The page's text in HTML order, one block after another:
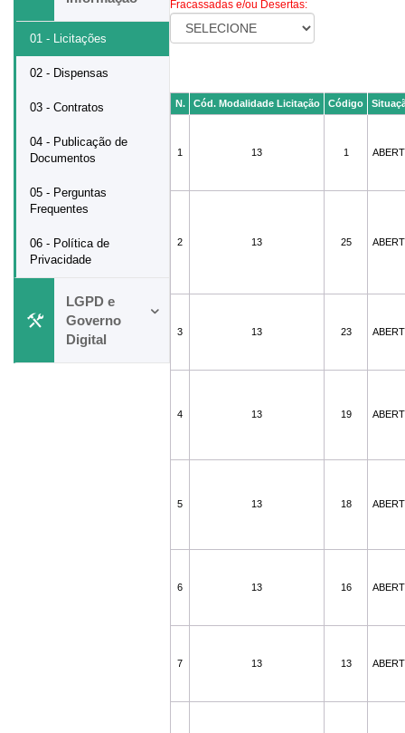
01 - Licitações
02 - Dispensas
03 - Contratos
04 - Publicação de
Documentos
05 - Perguntas
Frequentes
06 - Política de
Privacidade
LGPD e
Governo
Digital
Fracassadas e/ou Desertas:
N. Cód. Modalidade Licitação Código
1 13 1
2 13 25
3 13 23
4 13 19
5 13 18
6 13 16
7 13 13